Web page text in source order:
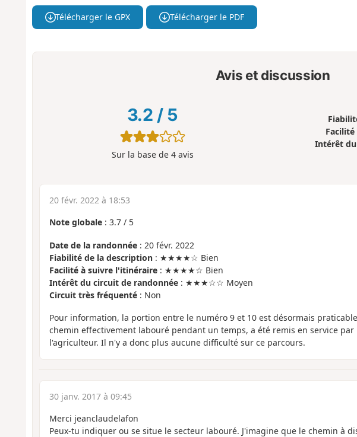
Télécharger le GPX Télécharger le PDF
Avis et discussion
3.2 / 5
Sur la base de 4avis
Intérêt
20 févr. 2022 à 18:53
Note globale: 3.7/ 5
Date de la randonnée: 20 févr. 2022
Fiabilité de la description: ★★★★☆ Bien
Facilité à suivre l'itinéraire: ★★★★☆ Bien
Intérêt du circuit de randonnée: ★★★☆☆ Moyen
Circuit très fréquenté: Non
Pour information, la portion entre le numéro 9 et 10 est désormais
chemin effectivement labouré pendant un temps, a été remis en service par
l'agriculteur. Il n'y a donc plus aucune difficulté sur ce parcours.
30 janv. 2017 à 09:45
Merci jeanclaudelafon
Peux-tu indiquer ou se situe le secteur labouré. J'imagine que le chemin à